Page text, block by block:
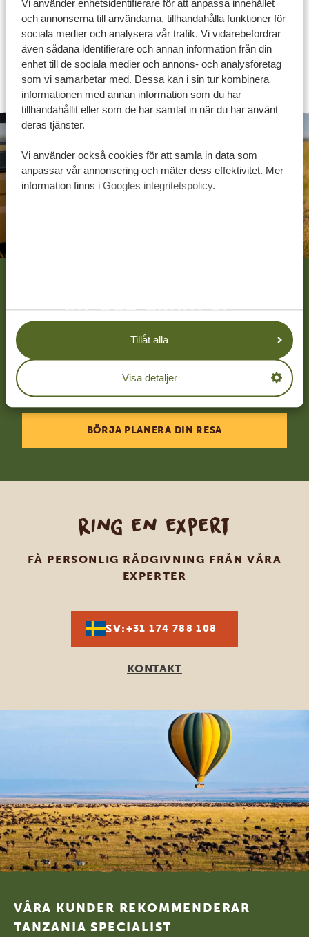
Vi använder enhetsidentifierare för att anpassa innehållet
och annonserna till användarna, tillhandahålla funktioner för
sociala medier och analysera vår trafik. Vi vidarebefordrar
även sådana identifierare och annan information från din
enhet till de sociala medier och annons- och analysföretag
som vi samarbetar med. Dessa kan i sin tur kombinera
informationen med annan information som du har
tillhandahållit eller som de har samlat in när du har använt
deras tjänster.
Vi använder också cookies för att samla in data som
anpassar vår annonsering och mäter dess effektivitet. Mer
information finns i Googles integritetspolicy.
Tillåt alla
Visa detaljer
var på din resrutt du befinner dig.
Låt oss skapa din
skräddarsydda resa
KOSTNADSFRI OFFERT UTAN
FÖRPLIKTELSER
BÖRJA PLANERA DIN RESA
Ring en expert
FÅ PERSONLIG RÅDGIVNING FRÅN VÅRA
EXPERTER
SV:+31 174 788 108
KONTAKT
VÅRA KUNDER REKOMMENDERAR
TANZANIA SPECIALIST